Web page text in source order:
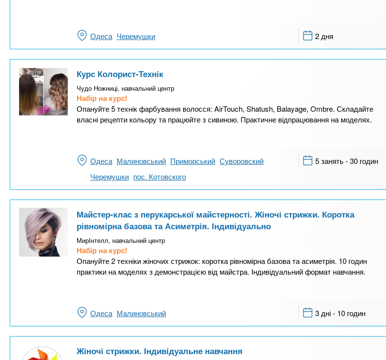
Одеса Черемушки 2 дня
Курс Колорист-Технік
Чудо Ножниці, навчальний центр
Набір на курс!
Опануйте 5 технік фарбування волосся: AirTouch, Shatush, Balayage, Ombre. Складайте
власні рецепти кольору та працюйте з сивиною. Практичне відпрацювання на моделях.
Одеса Малиновський Приморський Суворовский
Черемушки пос. Котовского
5 занять - 30 годин
Майстер-клас з перукарської майстерності. Жіночі стрижки. Коротка
рівномірна базова та Асиметрія. Індивідуально
МирІнтелл, навчальний центр
Набір на курс!
Опануйте 2 техніки жіночих стрижок: коротка рівномірна базова та асиметрія. 10 годин
практики на моделях з демонстрацією від майстра. Індивідуальний формат навчання.
Одеса Малиновський 3 дні - 10 годин
Жіночі стрижки. Індивідуальне навчання